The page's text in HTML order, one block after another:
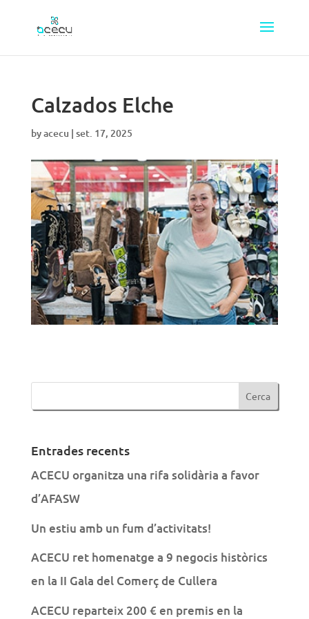
Calzados Elche
byacecu | set. 17, 2025
Entrades recents
ACECU organitza una rifa solidària a favor
d’AFASW
Un estiu amb un fum d’activitats!
ACECU ret homenatge a 9 negocis històrics
en la II Gala del Comerç de Cullera
ACECU reparteix 200 € en premis en la